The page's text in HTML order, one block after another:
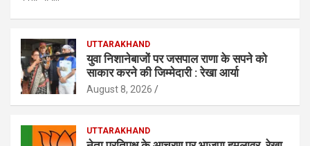
UTTARAKHAND
युवा निशानेबाजों पर जसपाल राणा के सपने को
साकार करने की जिम्मेदारी : रेखा आर्या
August 8, 2026
UTTARAKHAND